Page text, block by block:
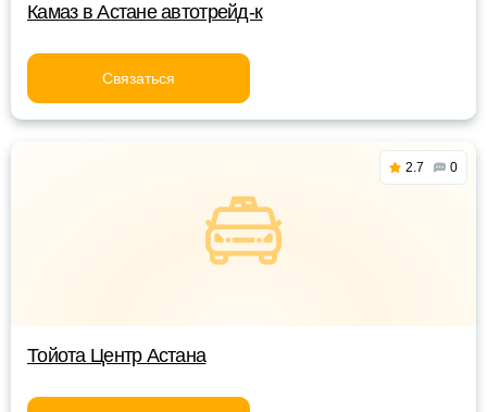
Камаз в Астане автотрейд-к
Связаться
2.7 0
Тойота Центр Астана